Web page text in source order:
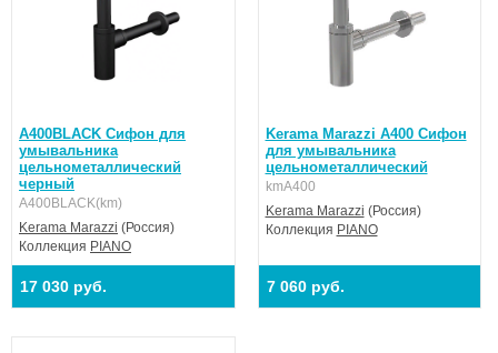
A400BLACK Сифон для
умывальника
цельнометаллический
черный
A400BLACK(km)
Kerama Marazzi (Россия)
Коллекция PIANO
17 030 руб.
Kerama Marazzi A400 Сифон
для умывальника
цельнометаллический
kmA400
Kerama Marazzi (Россия)
Коллекция PIANO
7 060 руб.